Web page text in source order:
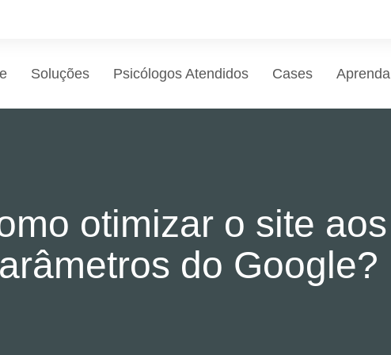
Soluções Psicólogos Atendidos Cases Aprenda
otimizar o site aos
do Google?